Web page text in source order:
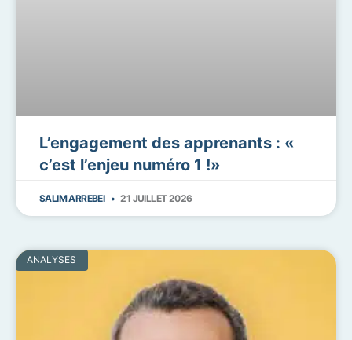
L’engagement des apprenants : «
c’est l’enjeu numéro 1 !»
SALIM ARREBEI 21 JUILLET 2026
ANALYSES